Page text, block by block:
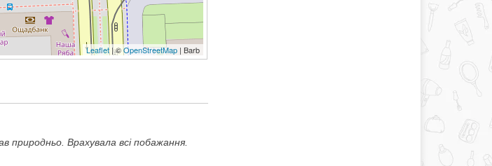
Leaflet | ©OpenStreetMap | Barb
природньо. Врахувала всі побажання.